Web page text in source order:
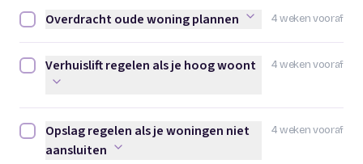
4 weken vooraf
Overdracht oude woning plannen afvinken
Overdracht oude woning plannen
4 weken vooraf
Verhuislift regelen als je hoog woont afvinken
Verhuislift regelen als je hoog woont
4 weken vooraf
Opslag regelen als je woningen niet aansluiten afvinken
Opslag regelen als je woningen niet
aansluiten